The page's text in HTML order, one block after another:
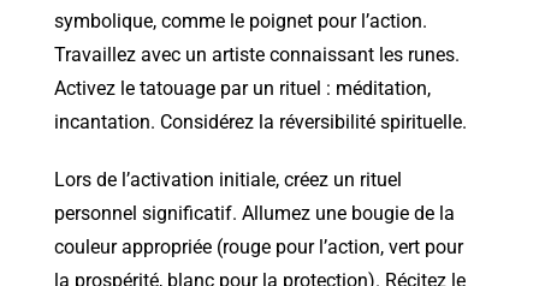
symbolique, comme le poignet pour l’action.
Travaillez avec un artiste connaissant les runes.
Activez le tatouage par un rituel : méditation,
incantation. Considérez la réversibilité spirituelle.
Lors de l’activation initiale, créez un rituel
personnel significatif. Allumez une bougie de la
couleur appropriée (rouge pour l’action, vert pour
la prospérité, blanc pour la protection). Récitez le